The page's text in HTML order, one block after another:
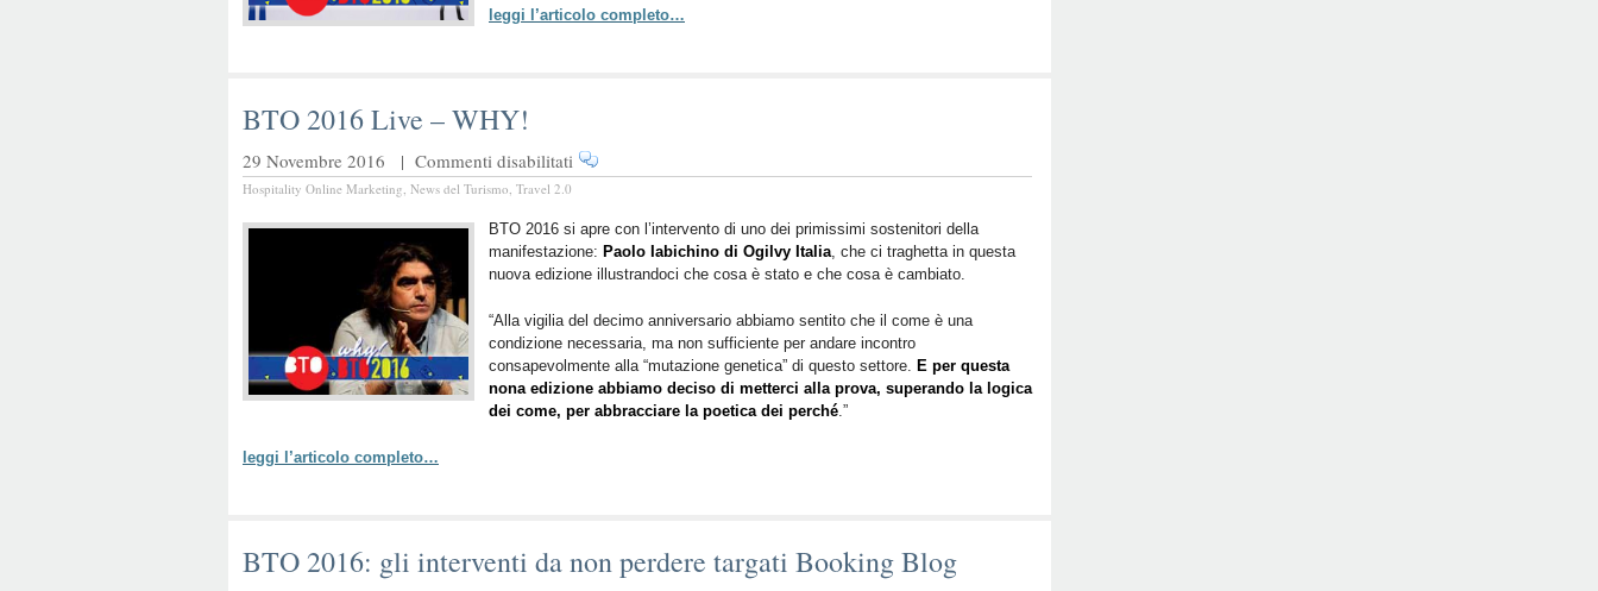
di
leggi l’articolo completo…
BTO 2016 Live – WHY!
29 Novembre 2016 | Commenti disabilitati su
BTO
Live
–
WHY!
Hospitality Online Marketing, News del Turismo, Travel 2.0
BTO 2016 si apre con l’intervento di uno dei primissimi sostenitori della
manifestazione: Paolo Iabichino di Ogilvy Italia, che ci traghetta in questa
nuova edizione illustrandoci che cosa è stato e che cosa è cambiato.
“Alla vigilia del decimo anniversario abbiamo sentito che il come è una
condizione necessaria, ma non sufficiente per andare incontro
consapevolmente alla “mutazione genetica” di questo settore. E per questa
nona edizione abbiamo deciso di metterci alla prova, superando la logica
dei come, per abbracciare la poetica dei perché.”
leggi l’articolo completo…
BTO 2016: gli interventi da non perdere targati Booking Blog